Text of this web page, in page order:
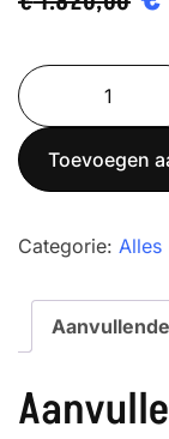
€
BID
3T-
3D
aantal
Toevoegen
Categorie: Alles